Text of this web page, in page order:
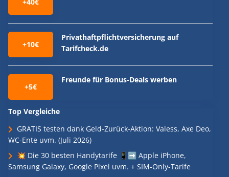
+10€
Privathaftpflichtversicherung auf
Tarifcheck.de
+5€
Freunde für Bonus-Deals werben
Top Vergleiche
GRATIS testen dank Geld-Zurück-Aktion: Valess, Axe Deo,
WC-Ente uvm. (Juli 2026)
💥 Die 30 besten Handytarife 📱➡️ Apple iPhone,
Samsung Galaxy, Google Pixel uvm. + SIM-Only-Tarife